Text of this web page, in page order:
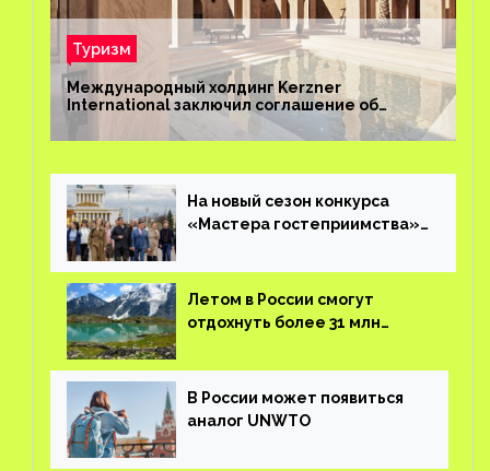
Туризм
Международный холдинг Kerzner
International заключил соглашение об
управлении курортом Bab Al Shams Desert
Resort в Дубае
На новый сезон конкурса
«Мастера гостеприимства»
заявок
Летом в России смогут
отдохнуть более 31 млн
В России может появиться
аналог UNWTO